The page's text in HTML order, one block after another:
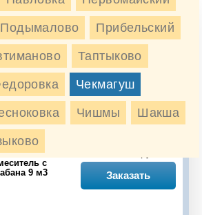
Подымалово Прибельский
Таптыково
Чекмагуш
Чишмы Шакша
Стоимость доставки бетона
в Чекмагуше, руб
с
6 м3
от 9950 руб.
Заказать
с
9 м3
Заказать